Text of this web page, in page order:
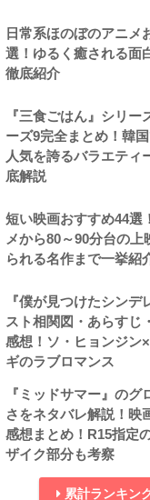
日常系ほのぼのアニメ
選！ゆるく癒される面
徹底紹介
『三食ごはん』シリー
ーズ9完全まとめ！韓
人気を誇るバラエティ
底解説
短い映画おすすめ44選
メから80～90分台の上
られる名作まで一挙紹
『僕が見つけたシンデ
スト相関図・あらすじ
感想！ソ・ヒョンジン
ギのラブロマンス
『ミッドサマー』のグ
さをネタバレ解説！映
感想まとめ！R15指定
ザイク部分も考察
累計ランキン